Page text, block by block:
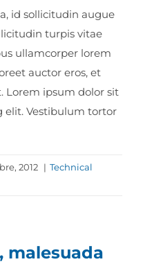
id sollicitudin augue
turpis vitae
ullamcorper lorem
auctor eros, et
Lorem ipsum dolor sit
elit. Vestibulum tortor
2012 | Technical
malesuada